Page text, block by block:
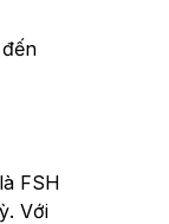
FSH
Với